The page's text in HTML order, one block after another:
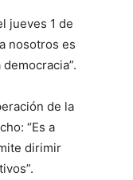
jueves 1 de
nosotros es
de la
“Es a
dirimir